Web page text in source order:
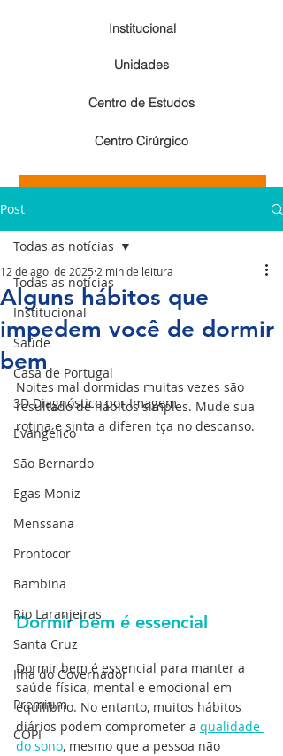
Unidades
Centro Cirúrgico
Centro de Estudos
Institucional
Resultados de exames laboratoriais
Post
Todas as notícias
Institucional
Saúde
Casa de Portugal
3D Diagnóstico por Imagem
Evangélico
São Bernardo
Egas Moniz
Menssana
Prontocor
Bambina
Rio Laranjeiras
Santa Cruz
Ilha do Governador
Premium
COPI
Todas as notícias
Alguns hábitos que
impedem você de dormir
bem
12 de ago. de 2025 2 min de leitura
Noites mal dormidas muitas vezes são
resultado de hábitos simples. Mude sua
rotina e sinta a diferen tça no descanso.
Dormir bem é essencial
Dormir bem é essencial para manter a
saúde física, mental e emocional em
equilíbrio. No entanto, muitos hábitos
diários podem comprometer a qualidade
do sono, mesmo que a pessoa não